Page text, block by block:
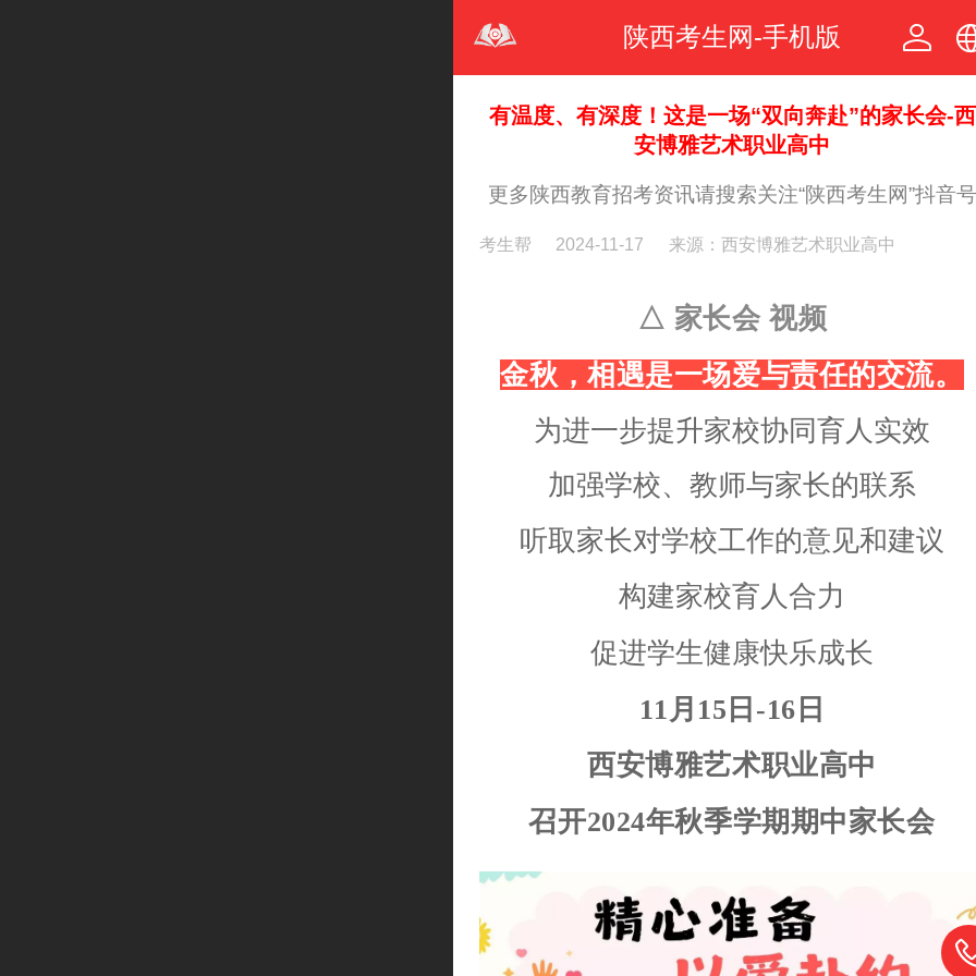
陕西考生网-手机版
中文
有温度、有深度！这是一场“双向奔赴”的家长会-西
安博雅艺术职业高中
更多陕西教育招考资讯请搜索关注“陕西考生网”抖音号
考生帮 2024-11-17 来源：西安博雅艺术职业高中
△ 家长会 视频
金秋，相遇是一场爱与责任的交流。
为进一步提升家校协同育人实效
加强学校、教师与家长的联系
听取家长对学校工作的意见和建议
构建家校育人合力
促进学生健康快乐成长
11月15日-16日
西安博雅艺术职业高中
召开2024年秋季学期期中家长会